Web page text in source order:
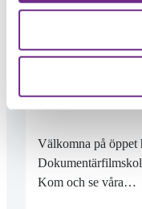
Välkomna på öppet
Kom och se våra…